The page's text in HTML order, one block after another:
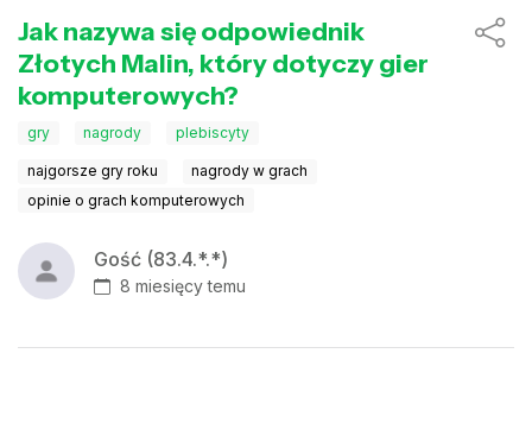
Jak nazywa się odpowiednik
Złotych Malin, który dotyczy gier
komputerowych?
gry nagrody plebiscyty
najgorsze gry roku
nagrody w grach
opinie o grach komputerowych
Gość (83.4.*.*)
8 miesięcy temu